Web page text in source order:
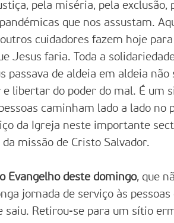
pela miséria, pela exclusão,
que nos assustam.
cuidadores fazem hoje
Jesus faria. Toda a
passava de aldeia em aldeia não
libertar do poder do mal. É um
caminham lado a lado no
da Igreja neste importante
missão de Cristo Salvador.
Evangelho deste domingo, que
jornada de serviço às pessoas
saiu. Retirou-se para um sítio